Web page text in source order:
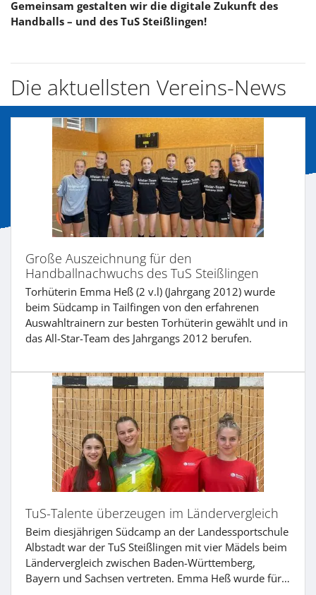
Gemeinsam gestalten wir die digitale Zukunft des
Handballs – und des TuS Steißlingen!
Die aktuellsten Vereins-News
Große Auszeichnung für den
Handballnachwuchs des TuS Steißlingen
Torhüterin Emma Heß (2 v.l) (Jahrgang 2012) wurde
beim Südcamp in Tailfingen von den erfahrenen
Auswahltrainern zur besten Torhüterin gewählt und in
das All-Star-Team des Jahrgangs 2012 berufen.
TuS-Talente überzeugen im Ländervergleich
Beim diesjährigen Südcamp an der Landessportschule
Albstadt war der TuS Steißlingen mit vier Mädels beim
Ländervergleich zwischen Baden-Württemberg,
Bayern und Sachsen vertreten. Emma Heß wurde für…